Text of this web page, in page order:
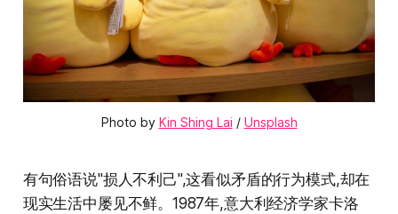
Photo by Kin Shing Lai / Unsplash
有句俗语说"损人不利己",这看似矛盾的行为模式,却在
现实生活中屡见不鲜。1987年,意大利经济学家卡洛